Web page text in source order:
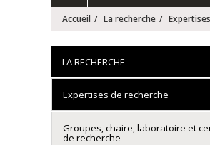
Accueil La recherche
LA RECHERCHE
Expertises de recherche
Groupes, chaire, laboratoire et
de recherche